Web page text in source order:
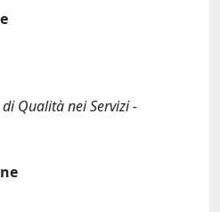
Qualità nei Servizi -